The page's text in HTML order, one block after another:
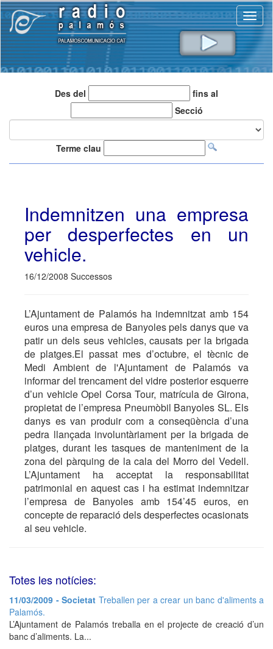
Des del
fins al
Secció
Terme clau
Indemnitzen una empresa
per desperfectes en un
vehicle.
16/12/2008 Successos
L’Ajuntament de Palamós ha indemnitzat amb 154
euros una empresa de Banyoles pels danys que va
patir un dels seus vehicles, causats per la brigada
de platges.El passat mes d’octubre, el tècnic de
Medi Ambient de l'Ajuntament de Palamós va
informar del trencament del vidre posterior esquerre
d’un vehicle Opel Corsa Tour, matrícula de Girona,
propietat de l’empresa Pneumòbil Banyoles SL. Els
danys es van produir com a conseqüència d’una
pedra llançada involuntàriament per la brigada de
platges, durant les tasques de manteniment de la
zona del pàrquing de la cala del Morro del Vedell.
L’Ajuntament ha acceptat la responsabilitat
patrimonial en aquest cas i ha estimat indemnitzar
l’empresa de Banyoles amb 154’45 euros, en
concepte de reparació dels desperfectes ocasionats
al seu vehicle.
Totes les notícies:
11/03/2009 - Societat Treballen per a crear un banc d'aliments a
Palamós.
L’Ajuntament de Palamós treballa en el projecte de creació d’un
banc d’aliments. La...